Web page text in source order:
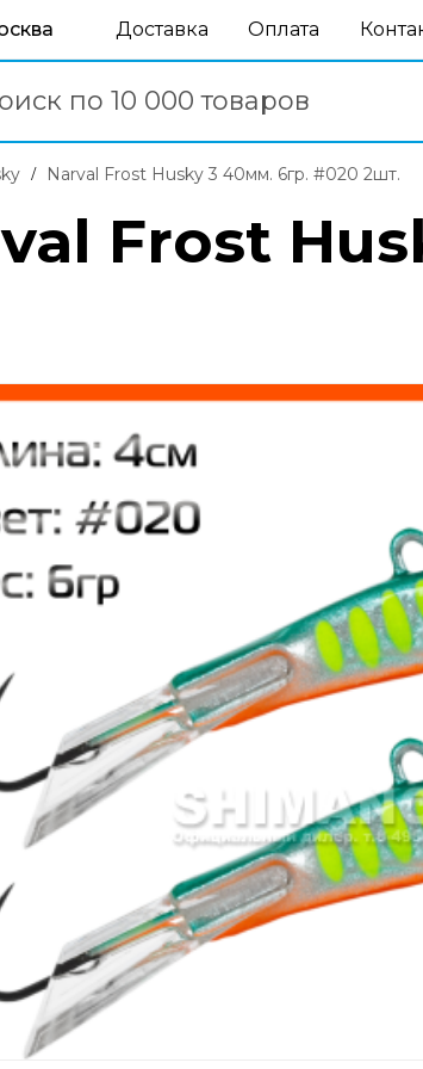
Доставка Оплата
Narval Frost Husky 3 40мм. 6гр. #020 2шт.
Frost